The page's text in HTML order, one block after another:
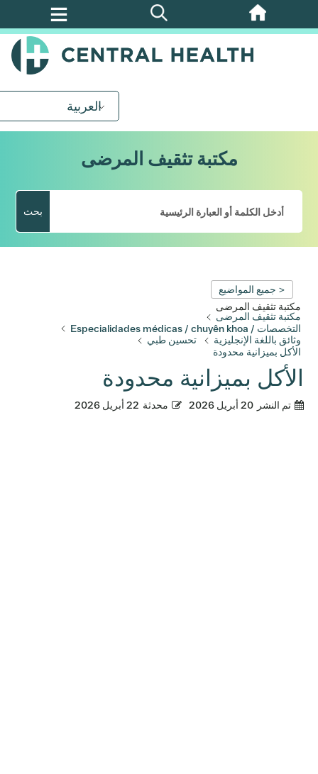
تخطي
العربية
مكتبة تثقيف المرضى
بحث
< جميع المواضيع
مكتبة تثقيف المرضى
مكتبة تثقيف المرضى
التخصصات / Especialidades médicas / chuyên khoa
وثائق باللغة الإنجليزية
تحسين طبي
الأكل بميزانية محدودة
الأكل بميزانية محدودة
تم النشر 20 أبريل 2026 محدثة 22 أبريل 2026